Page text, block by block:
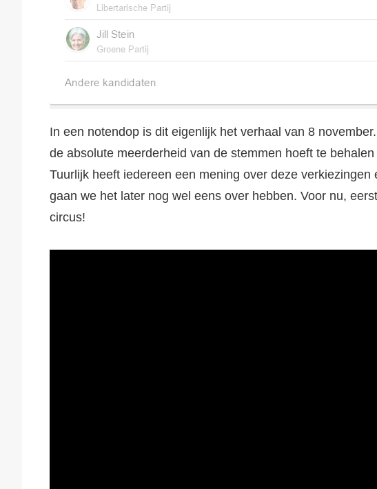
In een notendop is dit eigenlijk het verhaal van 8
de absolute meerderheid van de stemmen hoeft te
Tuurlijk heeft iedereen een mening over deze
gaan we het later nog wel eens over hebben. Voor nu,
circus!